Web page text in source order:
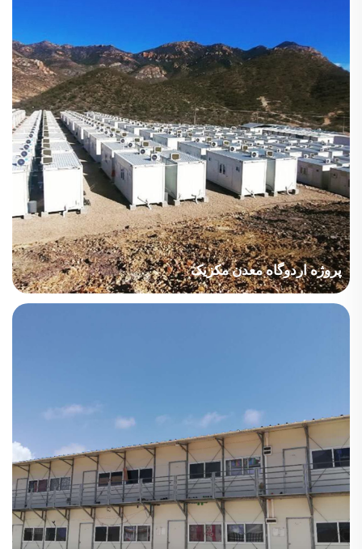
پروژه اردوگاه معدن مکزیک
کشور: مکزیک صنعت پروژه: استخراج معادن مساحت ساختمان: 3,022